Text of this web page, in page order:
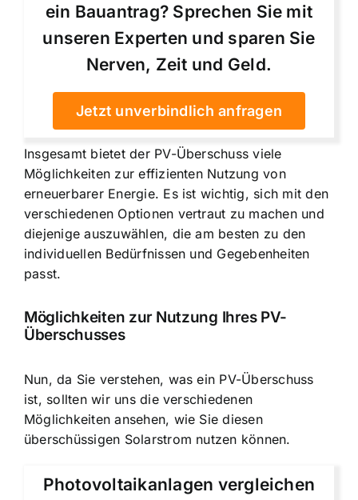
ein Bauantrag? Sprechen Sie mit
unseren Experten und sparen Sie
Nerven, Zeit und Geld.
Jetzt unverbindlich anfragen
Insgesamt bietet der PV-Überschuss viele
Möglichkeiten zur effizienten Nutzung von
erneuerbarer Energie. Es ist wichtig, sich mit den
verschiedenen Optionen vertraut zu machen und
diejenige auszuwählen, die am besten zu den
individuellen Bedürfnissen und Gegebenheiten
passt.
Möglichkeiten zur Nutzung Ihres PV-
Überschusses
Nun, da Sie verstehen, was ein PV-Überschuss
ist, sollten wir uns die verschiedenen
Möglichkeiten ansehen, wie Sie diesen
überschüssigen Solarstrom nutzen können.
Photovoltaikanlagen vergleichen